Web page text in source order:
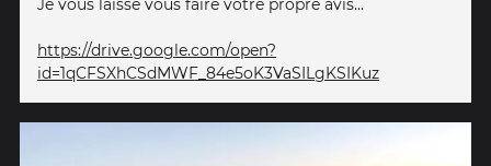
https://drive.google.com/open?
id=1qCFSXhCSdMWF_84e5oK3VaSILgKSIKuz